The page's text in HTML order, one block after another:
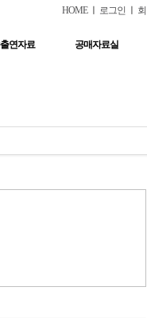
HOMEㅣ 로그인
연자료 공매자료실